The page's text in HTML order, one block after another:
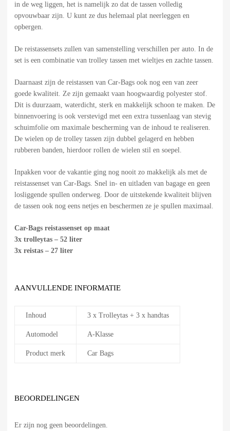
in de weg liggen, het is namelijk zo dat de tassen volledig
opvouwbaar zijn. U kunt ze dus helemaal plat neerleggen en
opbergen.
De reistassensets zullen van samenstelling verschillen per auto. In de
set is een combinatie van trolley tassen met wieltjes en zachte tassen.
Daarnaast zijn de reistassen van Car-Bags ook nog een van zeer
goede kwaliteit. Ze zijn gemaakt vaan hoogwaardig polyester stof.
Dit is duurzaam, waterdicht, sterk en makkelijk schoon te maken. De
binnenvoering is ook verstevigd met een extra tussenlaag van stevig
schuimfolie om maximale bescherming van de inhoud te realiseren.
De wielen op de trolley tassen zijn dubbel gelagerd en hebben
rubberen banden, hierdoor rollen de wielen stil en soepel.
Inpakken voor de vakantie ging nog nooit zo makkelijk als met de
reistassenset van Car-Bags. Snel in- en uitladen van bagage en geen
losliggende spullen onderweg. Door de uitstekende kwaliteit blijven
de tassen ook nog eens netjes en beschermen ze je spullen maximaal.
Car-Bags reistassenset op maat
3x trolleytas – 52 liter
3x reistas – 27 liter
AANVULLENDE INFORMATIE
Inhoud 3 x Trolleytas + 3 x handtas
Automodel A-Klasse
Product merk Car Bags
BEOORDELINGEN
Er zijn nog geen beoordelingen.